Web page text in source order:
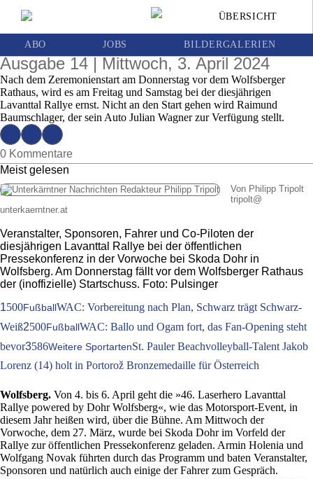
ÜBERSICHT
ABO JOBS BILDERGALERIEN
Dröhnende Motoren: Am Wochenende geht
Bühne
Ausgabe 14 | Mittwoch, 3. April 2024
Nach dem Zeremonienstart am Donnerstag vor dem Wolfsberger
Rathaus, wird es am Freitag und Samstag bei der diesjährigen
Lavanttal Rallye ernst. Nicht an den Start gehen wird Raimund
Baumschlager, der sein Auto Julian Wagner zur Verfügung stellt.
0 Kommentare
Meist gelesen
Von Philipp Tripolt
tripolt@
unterkaerntner.at
Veranstalter, Sponsoren, Fahrer und Co-Piloten der
diesjährigen Lavanttal Rallye bei der öffentlichen
Pressekonferenz in der Vorwoche bei Skoda Dohr in
Wolfsberg. Am Donnerstag fällt vor dem Wolfsberger Rathaus
der (inoffizielle) Startschuss. Foto: Pulsinger
1500FußballWAC: Vorbereitung nach Plan, Schwarz trägt Schwarz-
Weiß2500FußballWAC: Ballo und Ogam fort, das Fan-Opening steht
bevor3586Weitere SportartenSt. Pauler Beachvolleyball-Talent Jakob
Lorenz (14) holt in Portorož Bronzemedaille für Österreich
Wolfsberg. Von 4. bis 6. April geht die »46. Laserhero Lavanttal
Rallye powered by Dohr Wolfsberg«, wie das Motorsport-Event, in
diesem Jahr heißen wird, über die Bühne. Am Mittwoch der
Vorwoche, dem 27. März, wurde bei Skoda Dohr im Vorfeld der
Rallye zur öffentlichen Pressekonferenz geladen. Armin Holenia und
Wolfgang Novak führten durch das Programm und baten Veranstalter,
Sponsoren und natürlich auch einige der Fahrer zum Gespräch.